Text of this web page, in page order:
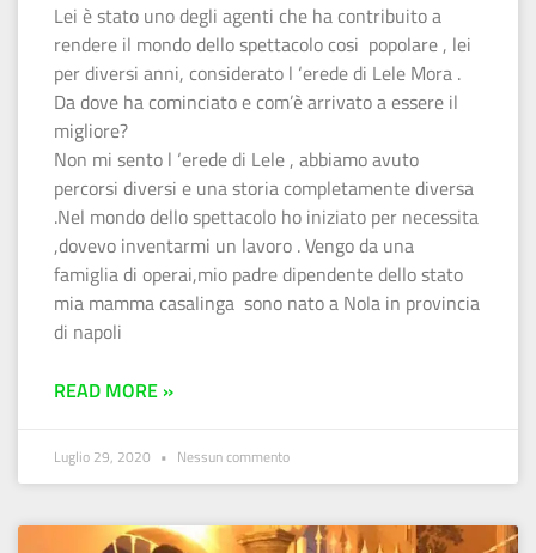
Lei è stato uno degli agenti che ha contribuito a
rendere il mondo dello spettacolo cosi popolare , lei
per diversi anni, considerato l ‘erede di Lele Mora .
Da dove ha cominciato e com’è arrivato a essere il
migliore?
Non mi sento l ‘erede di Lele , abbiamo avuto
percorsi diversi e una storia completamente diversa
.Nel mondo dello spettacolo ho iniziato per necessita
,dovevo inventarmi un lavoro . Vengo da una
famiglia di operai,mio padre dipendente dello stato
mia mamma casalinga sono nato a Nola in provincia
di napoli
READ MORE »
Luglio 29, 2020 Nessun commento